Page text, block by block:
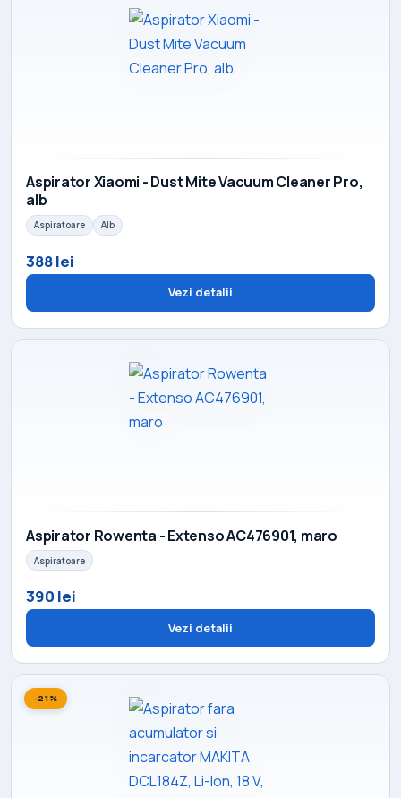
Aspirator Xiaomi - Dust Mite Vacuum Cleaner Pro,
alb
Aspiratoare Alb
388 lei
Vezi detalii
Aspirator Rowenta - Extenso AC476901, maro
Aspiratoare
390 lei
Vezi detalii
-21%